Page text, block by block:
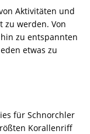
Aktivitäten und
zu werden. Von
zu entspannten
etwas zu
für Schnorchler
Korallenriff